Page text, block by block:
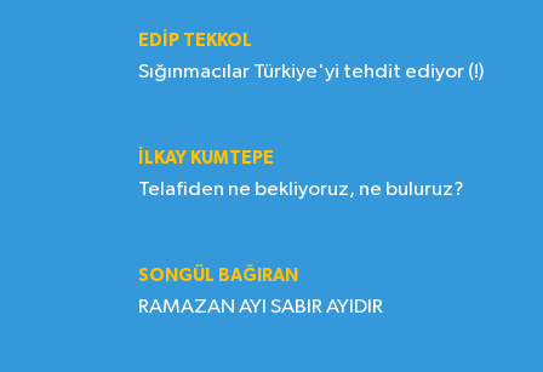
EDIP TEKKOL
Sığınmacılar Türkiye'yi tehdit ediyor (!)
İLKAY KUMTEPE
Telafiden ne bekliyoruz, ne buluruz?
SONGÜL BAĞIRAN
RAMAZAN AYI SABIR AYIDIR